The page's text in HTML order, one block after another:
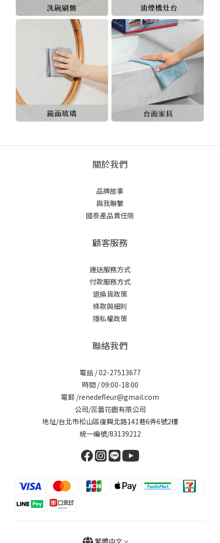
關於我們
品牌故事
與我聯繫
國泰產品責任險
顧客服務
運送服務方式
付款服務方式
退換貨政策
條款與細則
隱私權政策
聯絡我們
電話 / 02-27513677
時間 / 09:00-18:00
電郵 /renedefleur@gmail.com
公司/蕊蕾花園有限公司
地址/台北市松山區復興北路141巷6弄6號2樓
統一編號/83139212